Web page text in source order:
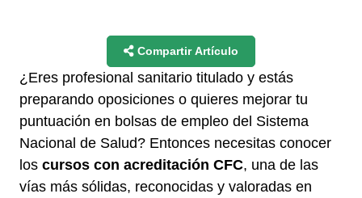
Compartir Artículo
¿Eres profesional sanitario titulado y estás
preparando oposiciones o quieres mejorar tu
puntuación en bolsas de empleo del Sistema
Nacional de Salud? Entonces necesitas conocer
los cursos con acreditación CFC, una de las
vías más sólidas, reconocidas y valoradas en